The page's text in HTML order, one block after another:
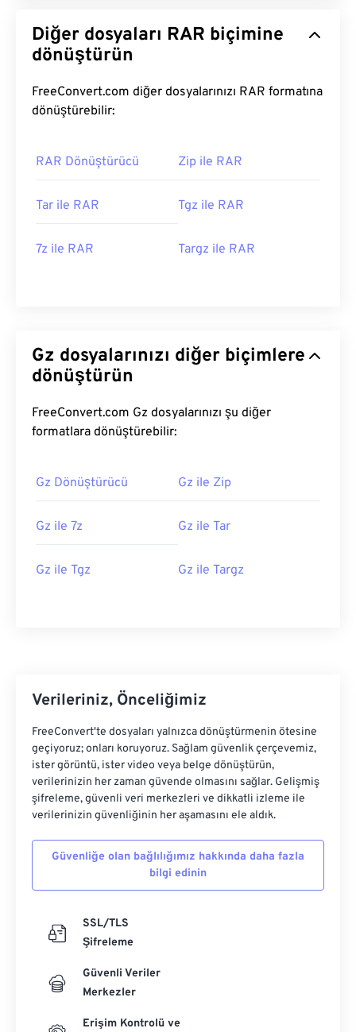
Diğer dosyaları RAR biçimine
dönüştürün
FreeConvert.com diğer dosyalarınızı RAR formatına
dönüştürebilir:
RAR Dönüştürücü Zip ile RAR
Tar ile RAR Tgz ile RAR
7z ile RAR Targz ile RAR
Gz dosyalarınızı diğer biçimlere
dönüştürün
FreeConvert.com Gz dosyalarınızı şu diğer
formatlara dönüştürebilir:
Gz Dönüştürücü Gz ile Zip
Gz ile 7z Gz ile Tar
Gz ile Tgz Gz ile Targz
Verileriniz, Önceliğimiz
FreeConvert'te dosyaları yalnızca dönüştürmenin ötesine
geçiyoruz; onları koruyoruz. Sağlam güvenlik çerçevemiz,
ister görüntü, ister video veya belge dönüştürün,
verilerinizin her zaman güvende olmasını sağlar. Gelişmiş
şifreleme, güvenli veri merkezleri ve dikkatli izleme ile
verilerinizin güvenliğinin her aşamasını ele aldık.
Güvenliğe olan bağlılığımız hakkında daha fazla
bilgi edinin
SSL/TLS
Şifreleme
Güvenli Veriler
Merkezler
Erişim Kontrolü ve